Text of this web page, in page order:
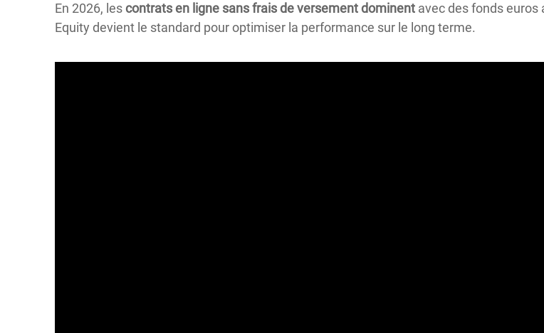
En 2026, lescontrats en ligne sans frais de versement dominent avec des fonds euros
Equity devient le standard pour optimiser la performance sur le long terme.